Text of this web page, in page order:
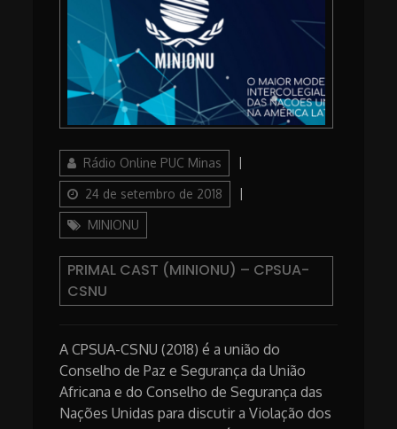
AuthorRádio Online PUC Minas
24 de setembro de 2018
MINIONU
PRIMAL CAST (MINIONU) – CPSUA-
CSNU
A CPSUA-CSNU (2018) é a união do
Conselho de Paz e Segurança da União
Africana e do Conselho de Segurança das
Nações Unidas para discutir a Violação dos